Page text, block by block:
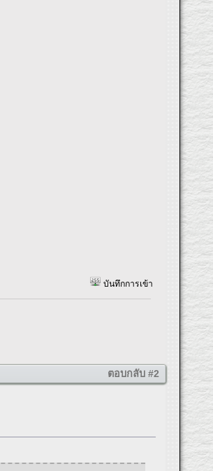
บันทึกการเข้า
ตอบกลับ #2